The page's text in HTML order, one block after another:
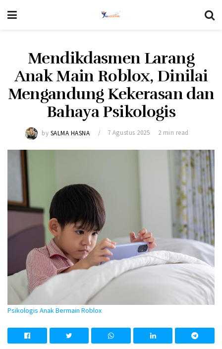
Mendikdasmen Larang
Anak Main Roblox, Dinilai
Mengandung Kekerasan dan
Bahaya Psikologis
by SALMA HASNA 7 Agustus 2025 2 min read
Psikologis Anak Bermain Roblox